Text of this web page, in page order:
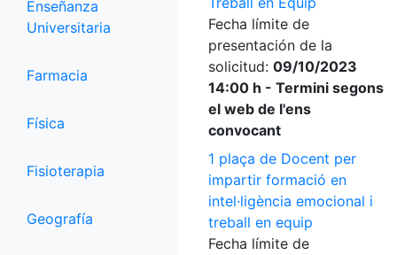
Enseñanza
Universitaria
Farmacia
Física
Fisioterapia
Geografía
Fecha límite de
presentación de la
solicitud: 09/10/2023
14:00 h - Termini segons
el web de l'ens
convocant
1 plaça de Docent per
impartir formació en
intel·ligència emocional i
treball en equip
Fecha límite de